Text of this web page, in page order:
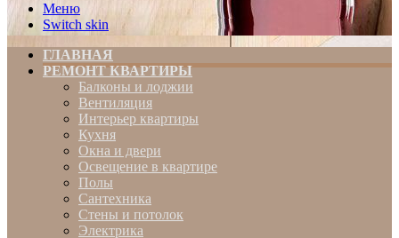
Меню
Switch skin
ГЛАВНАЯ
РЕМОНТ КВАРТИРЫ
Балконы и лоджии
Вентиляция
Интерьер квартиры
Кухня
Окна и двери
Освещение в квартире
Полы
Сантехника
Стены и потолок
Электрика